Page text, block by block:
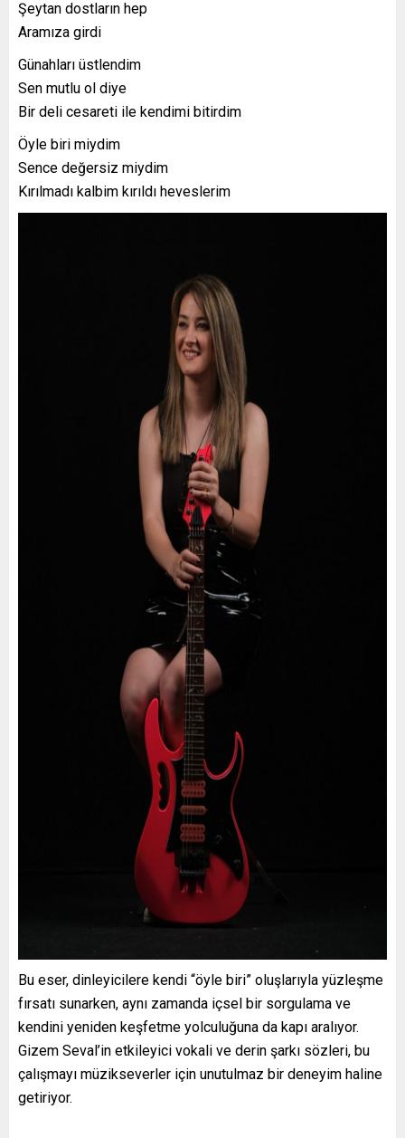
Şeytan dostların hep
Aramıza girdi
Günahları üstlendim
Sen mutlu ol diye
Bir deli cesareti ile kendimi bitirdim
Öyle biri miydim
Sence değersiz miydim
Kırılmadı kalbim kırıldı heveslerim
Bu eser, dinleyicilere kendi “öyle biri” oluşlarıyla yüzleşme
fırsatı sunarken, aynı zamanda içsel bir sorgulama ve
kendini yeniden keşfetme yolculuğuna da kapı aralıyor.
Gizem Seval’in etkileyici vokali ve derin şarkı sözleri, bu
çalışmayı müzikseverler için unutulmaz bir deneyim haline
getiriyor.